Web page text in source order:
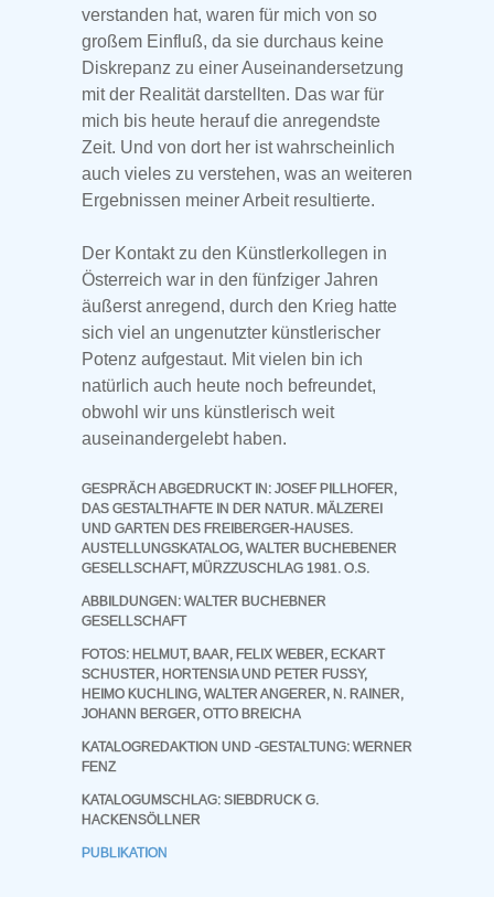
verstanden hat, waren für mich von so
großem Einfluß, da sie durchaus keine
Diskrepanz zu einer Auseinandersetzung
mit der Realität darstellten. Das war für
mich bis heute herauf die anregendste
Zeit. Und von dort her ist wahrscheinlich
auch vieles zu verstehen, was an weiteren
Ergebnissen meiner Arbeit resultierte.
Der Kontakt zu den Künstlerkollegen in
Österreich war in den fünfziger Jahren
äußerst anregend, durch den Krieg hatte
sich viel an ungenutzter künstlerischer
Potenz aufgestaut. Mit vielen bin ich
natürlich auch heute noch befreundet,
obwohl wir uns künstlerisch weit
auseinandergelebt haben.
GESPRÄCH ABGEDRUCKT IN: JOSEF PILLHOFER,
DAS GESTALTHAFTE IN DER NATUR. MÄLZEREI
UND GARTEN DES FREIBERGER-HAUSES.
AUSTELLUNGSKATALOG, WALTER BUCHEBENER
GESELLSCHAFT, MÜRZZUSCHLAG 1981. O.S.
ABBILDUNGEN: WALTER BUCHEBNER
GESELLSCHAFT
FOTOS: HELMUT, BAAR, FELIX WEBER, ECKART
SCHUSTER, HORTENSIA UND PETER FUSSY,
HEIMO KUCHLING, WALTER ANGERER, N. RAINER,
JOHANN BERGER, OTTO BREICHA
KATALOGREDAKTION UND -GESTALTUNG: WERNER
FENZ
KATALOGUMSCHLAG: SIEBDRUCK G.
HACKENSÖLLNER
PUBLIKATION